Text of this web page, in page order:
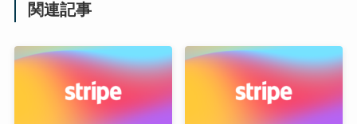
関連記事